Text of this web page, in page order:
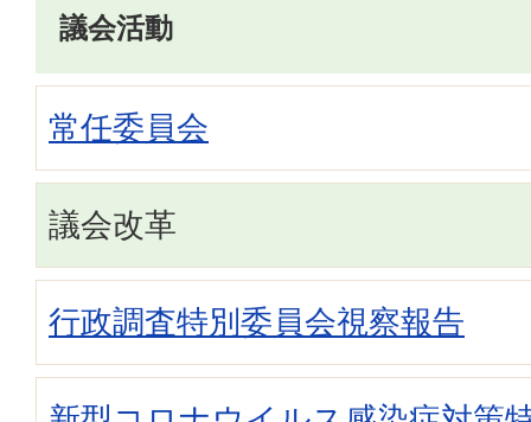
議会活動
常任委員会
議会改革
行政調査特別委員会視察報告